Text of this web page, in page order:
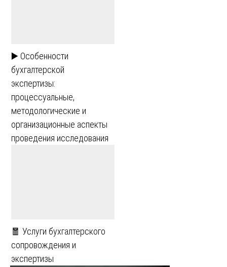
▶️ Особенности
бухгалтерской
экспертизы:
процессуальные,
методологические и
организационные аспекты
проведения исследования
🧧 Услуги бухгалтерского
сопровождения и
экспертизы